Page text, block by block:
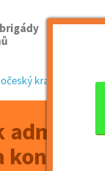
kraj okres
konstrukci